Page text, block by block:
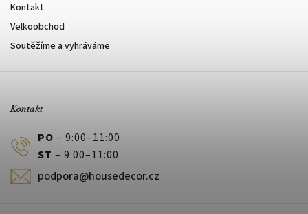
Kontakt
Velkoobchod
Soutěžíme a vyhráváme
Kontakt
PO – 9:00–11:00
ST – 9:00–11:00
podpora@housedecor.cz